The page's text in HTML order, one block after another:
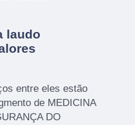
laudo
entre eles estão
de MEDICINA
DO